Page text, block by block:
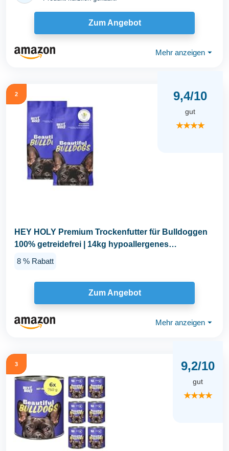
Zum Angebot
Mehr anzeigen ⏷
2 9,4/10
gut
★★★★
HEY HOLY Premium Trockenfutter für Bulldoggen
100% getreidefrei | 14kg hypoallergenes
Hundefutter...
8 % Rabatt
Zum Angebot
Mehr anzeigen ⏷
3 9,2/10
gut
★★★★